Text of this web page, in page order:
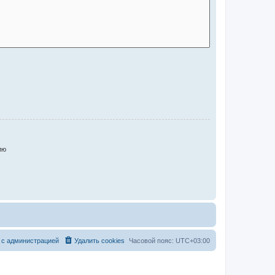
Часовой пояс: UTC+03:00
Удалить cookies
администрацией